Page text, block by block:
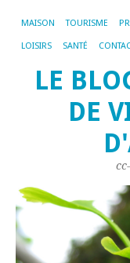
MAISON TOURISME
LOISIRS SANTÉ
LE
DE